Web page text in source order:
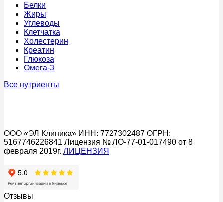
Белки
Жиры
Углеводы
Клетчатка
Холестерин
Креатин
Глюкоза
Омега-3
Все нутриенты
ООО «ЭЛ Клиника» ИНН: 7727302487 ОГРН:
5167746226841 Лицензия № ЛО-77-01-017490 от 8
февраля 2019г. ЛИЦЕНЗИЯ
Отзывы